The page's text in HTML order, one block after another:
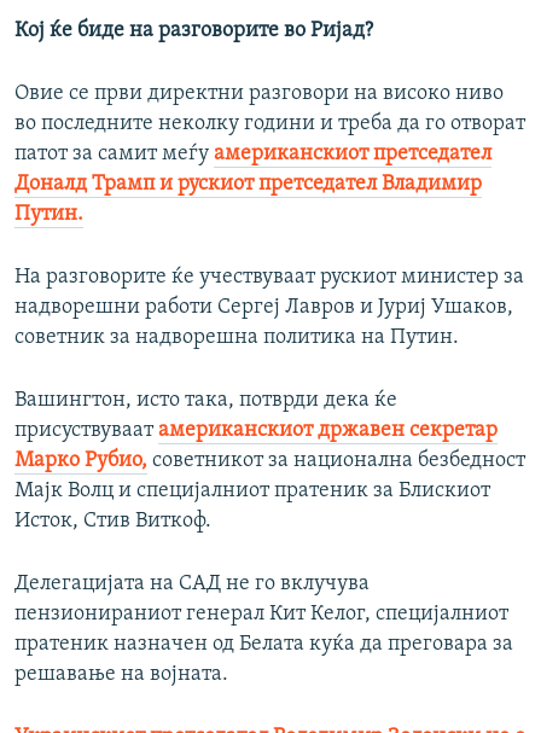
Кој ќе биде на разговорите во Ријад?
Овие се први директни разговори на високо ниво
во последните неколку години и треба да го отворат
патот за самит меѓу американскиот претседател
Доналд Трамп и рускиот претседател Владимир
Путин.
На разговорите ќе учествуваат рускиот министер за
надворешни работи Сергеј Лавров и Јуриј Ушаков,
советник за надворешна политика на Путин.
Вашингтон, исто така, потврди дека ќе
присуствуваатамериканскиот државен секретар
Марко Рубио, советникот за национална безбедност
Мајк Волц и специјалниот пратеник за Блискиот
Исток, Стив Виткоф.
Делегацијата на САД не го вклучува
пензионираниот генерал Кит Келог, специјалниот
пратеник назначен од Белата куќа да преговара за
решавање на војната.